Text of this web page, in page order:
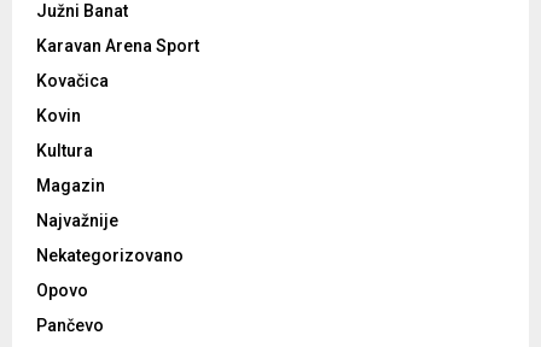
Južni Banat
Karavan Arena Sport
Kovačica
Kovin
Kultura
Magazin
Najvažnije
Nekategorizovano
Opovo
Pančevo